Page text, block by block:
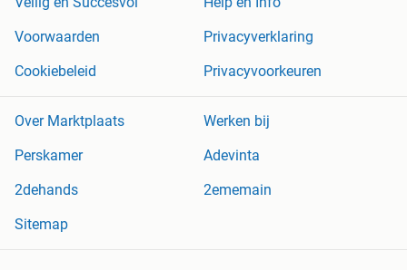
Voorwaarden
Privacyverklaring
Cookiebeleid
Privacyvoorkeuren
Over Marktplaats
Werken bij
Perskamer
Adevinta
2dehands
2ememain
Sitemap